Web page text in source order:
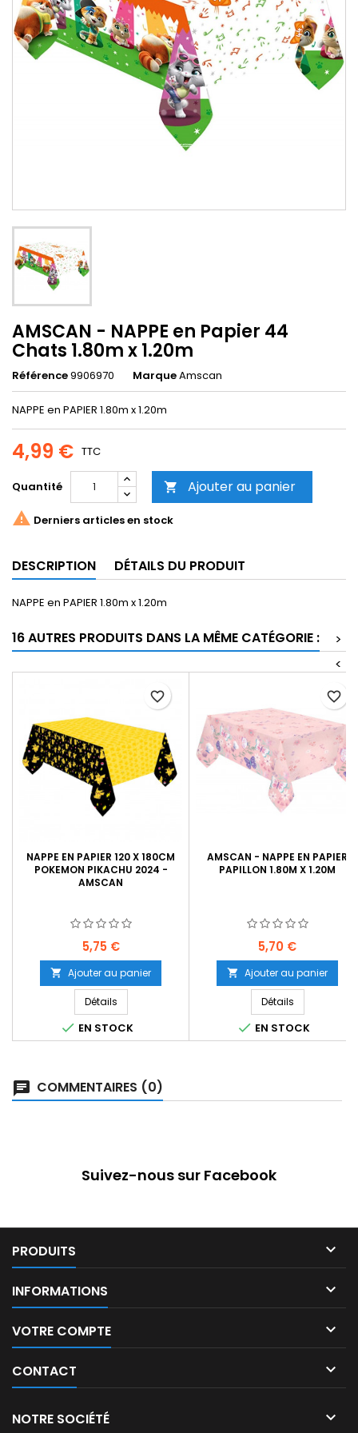
AMSCAN - NAPPE en Papier 44
Chats 1.80m x 1.20m
Référence9906970 MarqueAmscan
NAPPE en PAPIER 1.80m x 1.20m
4,99 € TTC
Quantité  Ajouter au panier
 Derniers articles en stock
DESCRIPTION DÉTAILS DU PRODUIT
NAPPE en PAPIER 1.80m x 1.20m
16 AUTRES PRODUITS DANS LA MÊME CATÉGORIE :
>
<
NAPPE EN PAPIER 120 X 180CM
POKEMON PIKACHU 2024 -
AMSCAN
Prix
5,75 €
 Ajouter au panier
Détails
 EN STOCK
favorite_border
AMSCAN - NAPPE EN PAPIER
PAPILLON 1.80M X 1.20M
Prix
5,70 €
 Ajouter au panier
Détails
 EN STOCK
favorite_border
COMMENTAIRES (0)
Suivez-nous sur Facebook
PRODUITS 
INFORMATIONS 
VOTRE COMPTE 
CONTACT 
NOTRE SOCIÉTÉ 